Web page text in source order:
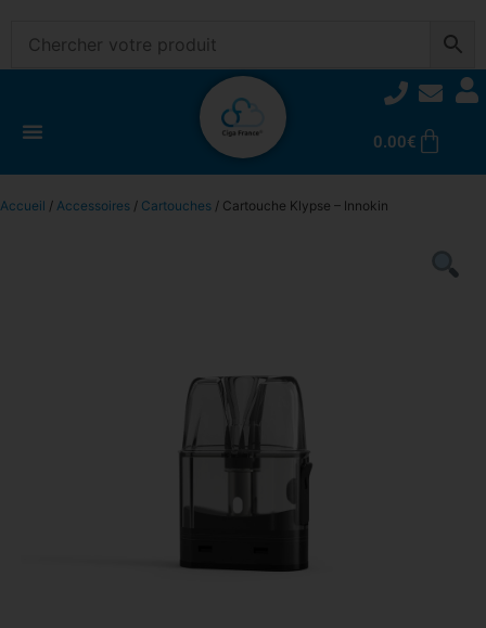
0.00€
Accueil / Accessoires / Cartouches / Cartouche Klypse – Innokin